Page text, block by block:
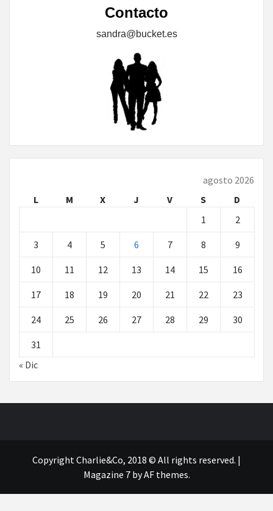
Contacto
sandra@bucket.es
agosto 2026
L
M X J V S
D
1
2
3 4 5 6 7 8 9
10 11 12 13 14 15 16
17 18 19 20 21 22 23
24 25 26 27 28 29 30
31
« Dic
Copyright Charlie&Co, 2018 © All rights reserved. |
Magazine 7by AF themes.